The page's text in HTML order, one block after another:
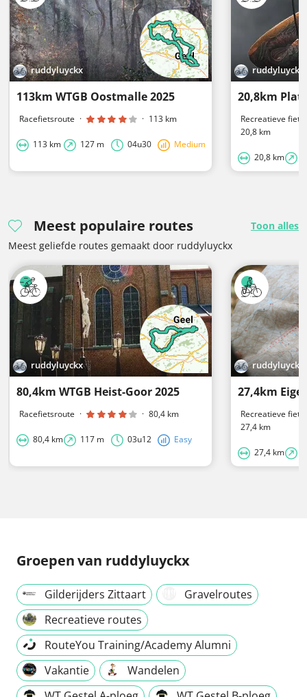
ruddyluyckx
113km WTGB Oostmalle 2025
Racefietsroute · · 113 km
113 km 127 m 04u30 Medium
ruddyluyckx
Recreatieve
20,8 km
20,8 km
Meest populaire routes
Toon alles
Meest geliefde routes gemaakt door ruddyluyckx
ruddyluyckx
80,4km WTGB Heist-Goor 2025
Racefietsroute · · 80,4 km
80,4 km 117 m 03u12 Easy
ruddyluyckx
27,4km
Recreatieve
27,4 km
27,4 km
Groepenvan ruddyluyckx
Gilderijders Zittaart
Gravelroutes
Recreatieve routes
RouteYou Training/Academy Alumni
Vakantie
Wandelen